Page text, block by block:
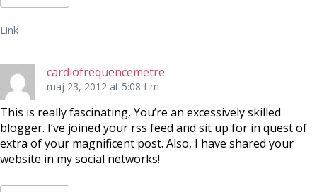
Link
cardiofrequencemetre
maj 23, 2012 at 5:08 f m
This is really fascinating, You’re an excessively skilled
blogger. I’ve joined your rss feed and sit up for in quest of
extra of your magnificent post. Also, I have shared your
website in my social networks!